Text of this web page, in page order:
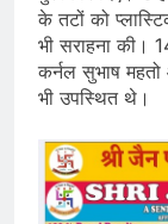
के तटों को
भी सराहना की।
कर्नल सुभाष
भी उपस्थित थे।